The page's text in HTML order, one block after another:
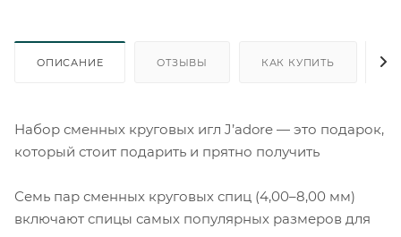
ОПИСАНИЕ ОТЗЫВЫ КАК КУПИТЬ
Набор сменных круговых игл J’adore — это подарок,
который стоит подарить и прятно получить
Семь пар сменных круговых спиц (4,00–8,00 мм)
включают спицы самых популярных размеров для